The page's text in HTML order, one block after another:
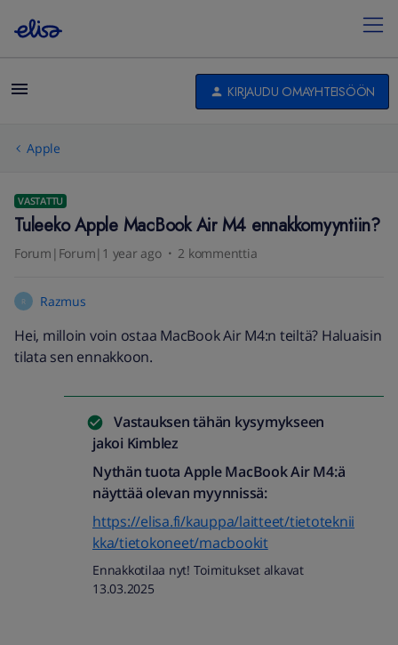
KIRJAUDU OMAYHTEISÖÖN
Apple
VASTATTU
Tuleeko Apple MacBook Air M4 ennakkomyyntiin?
Forum|Forum|1 year ago 2 kommenttia
R Razmus
Hei, milloin voin ostaa MacBook Air M4:n teiltä? Haluaisin
tilata sen ennakkoon.
Vastauksen tähän kysymykseen
jakoi Kimblez
Nythän tuota Apple MacBook Air M4:ä
näyttää olevan myynnissä:
https://elisa.fi/kauppa/laitteet/tietoteknii
kka/tietokoneet/macbookit
Ennakkotilaa nyt! Toimitukset alkavat
13.03.2025